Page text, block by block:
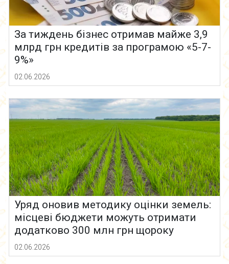
За тиждень бізнес отримав майже 3,9
млрд грн кредитів за програмою «5-7-
9%»
02.06.2026
Уряд оновив методику оцінки земель:
місцеві бюджети можуть отримати
додатково 300 млн грн щороку
02.06.2026